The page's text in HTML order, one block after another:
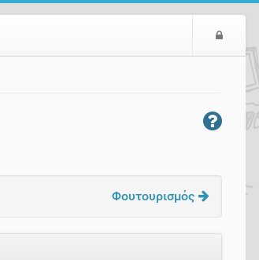
Φουτουρισμός